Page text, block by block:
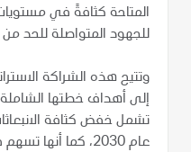
المتاحة كثافةً في
للجهود المتواصلة للحد
وتتيح هذه الشراكة
عام 2030، كما